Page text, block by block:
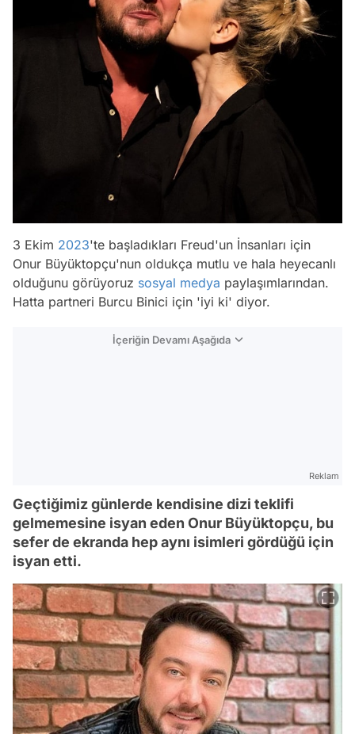
3 Ekim 2023'te başladıkları Freud'un İnsanları için
Onur Büyüktopçu'nun oldukça mutlu ve hala heyecanlı
olduğunu görüyoruz sosyal medya paylaşımlarından.
Hatta partneri Burcu Binici için 'iyi ki' diyor.
İçeriğin Devamı Aşağıda
Reklam
Geçtiğimiz günlerde kendisine dizi teklifi
gelmemesine isyan eden Onur Büyüktopçu, bu
sefer de ekranda hep aynı isimleri gördüğü için
isyan etti.